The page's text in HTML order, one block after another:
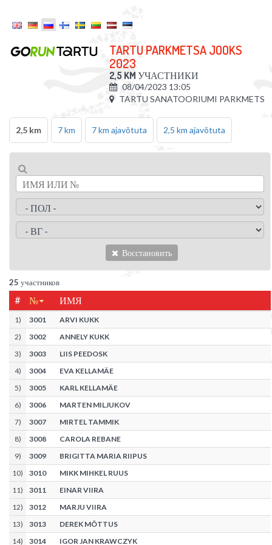
TARTU PARKMETSA JOOKS
2023
2,5 KM УЧАСТНИКИ
08/04/2023 13:05
TARTU SANATOORIUMI PARKMETS
2,5 km 7 km 7 km ajavõtuta 2,5 km ajavõtuta
Восстановить
25 участников
# № ИМЯ
1) 3001
ARVI KUKK
2) 3002
ANNELY KUKK
3) 3003
LIIS PEEDOSK
4) 3004
EVA KELLAMÄE
5) 3005
KARL KELLAMÄE
6) 3006
MARTEN MILJUKOV
7) 3007
MIRTEL TAMMIK
8) 3008
CAROLA REBANE
9) 3009
BRIGITTA MARIA RIIPUS
10) 3010
MIKK MIHKEL RUUS
11) 3011
EINAR VIIRA
12) 3012
MARJU VIIRA
13) 3013
DEREK MÕTTUS
14) 3014 IGOR JAN KRAWCZYK